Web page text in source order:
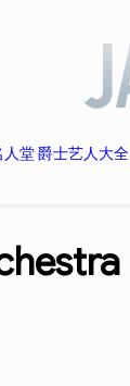
人堂爵士艺人大全